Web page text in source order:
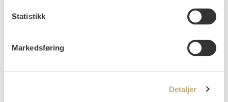
Statistikk
Markedsføring
Detaljer
NOK 80 000–100 000